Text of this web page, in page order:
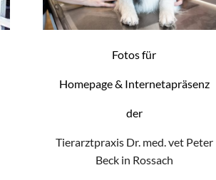
Fotos für
Homepage & Internetapräsenz
der
Tierarztpraxis Dr. med. vet Peter
Beck in Rossach